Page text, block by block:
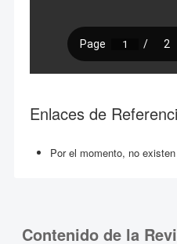
Enlaces de
Por el momento, no
Contenido de la